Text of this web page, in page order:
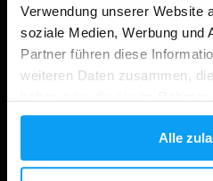
Verwendung unserer Website
soziale Medien, Werbung und
Partner führen diese
weiteren Daten zusammen,
gesammelt haben.
Alle
Konto Anmeldung